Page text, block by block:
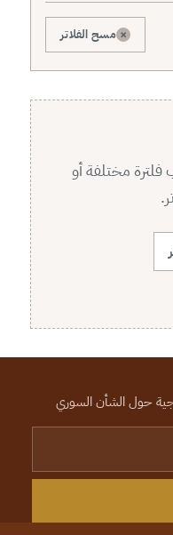
× مسح الفلاتر
مختلفة أو
حول الشأن السوري